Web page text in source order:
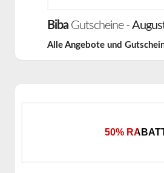
BibaGutscheine -
Alle Angebote und
50%